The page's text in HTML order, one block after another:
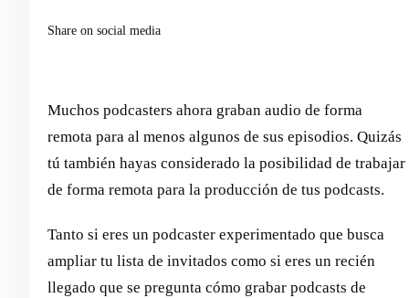
Share on social media
Muchos podcasters ahora graban audio de forma
remota para al menos algunos de sus episodios. Quizás
tú también hayas considerado la posibilidad de trabajar
de forma remota para la producción de tus podcasts.
Tanto si eres un podcaster experimentado que busca
ampliar tu lista de invitados como si eres un recién
llegado que se pregunta cómo grabar podcasts de